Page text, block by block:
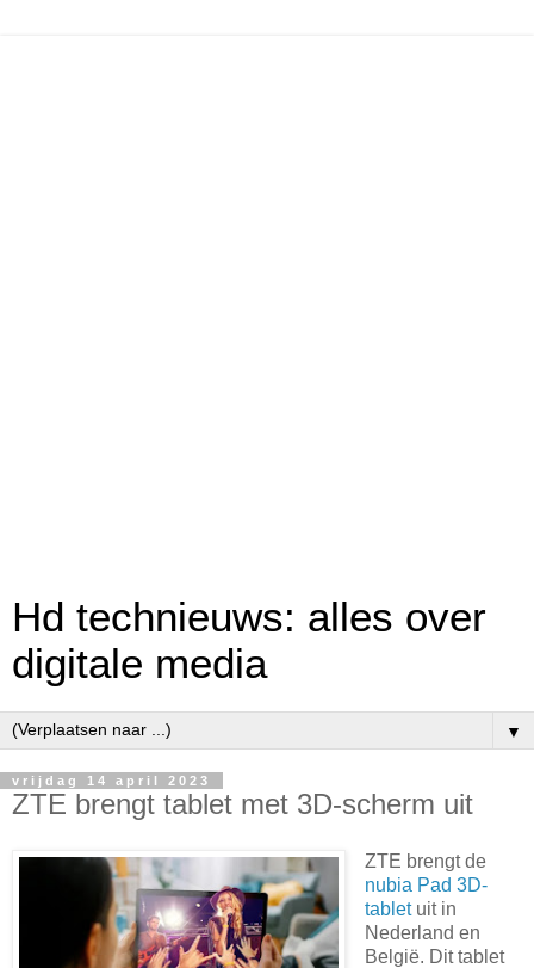
Hd technieuws: alles over
digitale media
▼
vrijdag 14 april 2023
ZTE brengt tablet met 3D-scherm uit
ZTE brengt de
nubia Pad 3D-
tabletuit in
Nederland en
België. Dit tablet